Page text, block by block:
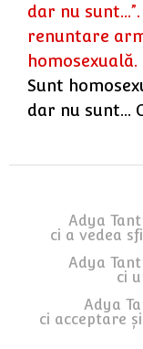
dar nu
renuntare
homosexuală.
Sunt
dar nu sunt...
Adya
ci a vedea
Adya
ci
Adya
ci acceptare